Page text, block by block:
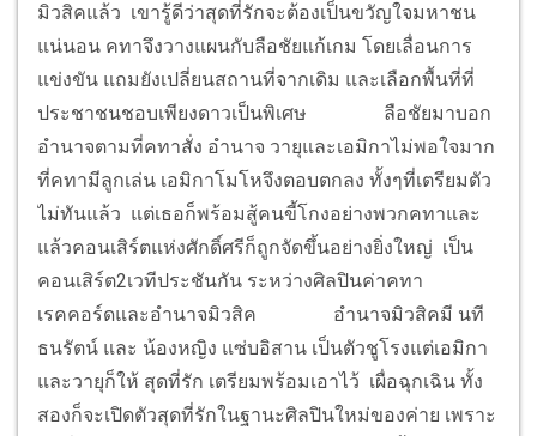
มิวสิคแล้ว เขารู้ดีว่าสุดที่รักจะต้องเป็นขวัญใจมหาชน
แน่นอน คทาจึงวางแผนกับลือชัยแก้เกม โดยเลื่อนการ
แข่งขัน แถมยังเปลี่ยนสถานที่จากเดิม และเลือกพื้นที่ที่
ประชาชนชอบเพียงดาวเป็นพิเศษ
ลือชัยมาบอก
อำนาจตามที่คทาสั่ง อำนาจ วายุและเอมิกาไม่พอใจมาก
ที่คทามีลูกเล่น เอมิกาโมโหจึงตอบตกลง ทั้งๆที่เตรียมตัว
ไม่ทันแล้ว แต่เธอก็พร้อมสู้คนขี้โกงอย่างพวกคทาและ
แล้วคอนเสิร์ตแห่งศักดิ์ศรีก็ถูกจัดขึ้นอย่างยิ่งใหญ่ เป็น
คอนเสิร์ต2เวทีประชันกัน ระหว่างศิลปินค่าคทา
เรคคอร์ดและอำนาจมิวสิค
อำนาจมิวสิคมี นที
ธนรัตน์ และ น้องหญิง แซ่บอิสาน เป็นตัวชูโรงแต่เอมิกา
และวายุก็ให้ สุดที่รัก เตรียมพร้อมเอาไว้ เผื่อฉุกเฉิน ทั้ง
สองก็จะเปิดตัวสุดที่รักในฐานะศิลปินใหม่ของค่าย เพราะ